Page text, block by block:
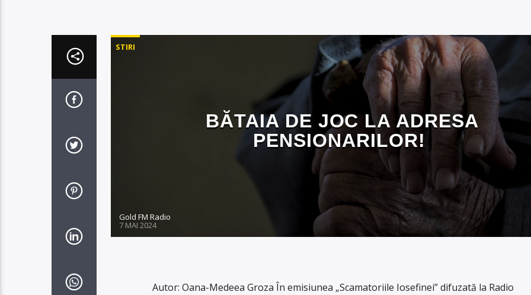
STIRI
BĂTAIA DE JOC LA ADRESA
PENSIONARILOR!
Gold FM Radio
7 MAI 2024
Autor: Oana-Medeea Groza În emisiunea „Scamatoriile Iosefinei” difuzată la Radio